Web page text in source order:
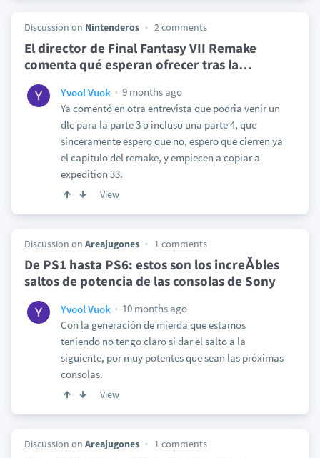
Discussion on Nintenderos 2 comments
El director de Final Fantasy VII Remake
comenta qué esperan ofrecer tras la…
Yvool Vuok
9 months ago
Ya comentó en otra entrevista que podria venir un
dlc para la parte 3 o incluso una parte 4, que
sinceramente espero que no, espero que cierren ya
el capítulo del remake, y empiecen a copiar a
expedition 33.
View
Discussion on Areajugones 1 comments
De PS1 hasta PS6: estos son los increĂ­bles
saltos de potencia de las consolas de Sony
Yvool Vuok
10 months ago
Con la generación de mierda que estamos
teniendo no tengo claro si dar el salto a la
siguiente, por muy potentes que sean las próximas
consolas.
View
Discussion on Areajugones 1 comments